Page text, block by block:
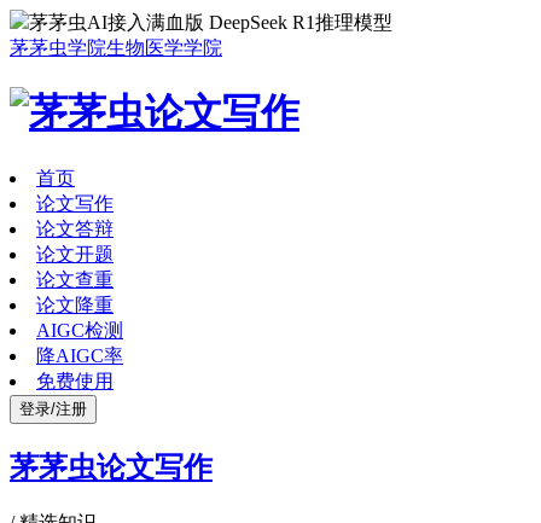
茅茅虫AI接入满血版 DeepSeek R1推理模型
茅茅虫学院生物医学学院
首页
论文写作
论文答辩
论文开题
论文查重
论文降重
AIGC检测
降AIGC率
免费使用
登录/注册
茅茅虫论文写作